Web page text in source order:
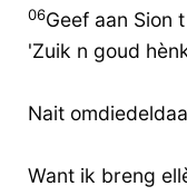
06Geef aan Sion
'Zuik n goud
Nait
Want ik breng